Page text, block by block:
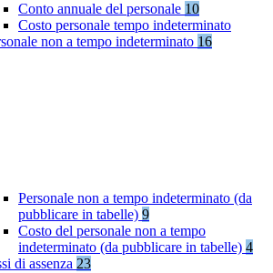
Conto annuale del personale 10
Costo personale tempo indeterminato
non a tempo indeterminato 16
Personale non a tempo indeterminato (da
pubblicare in tabelle) 9
Costo del personale non a tempo
indeterminato (da pubblicare in tabelle) 4
di assenza 23